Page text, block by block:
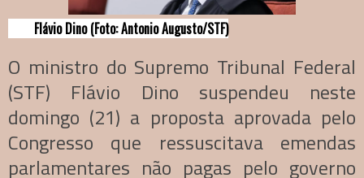
Flávio Dino (Foto: Antonio Augusto/STF)
O ministro do Supremo Tribunal Federal
(STF) Flávio Dino suspendeu neste
domingo (21) a proposta aprovada pelo
Congresso que ressuscitava emendas
parlamentares não pagas pelo governo